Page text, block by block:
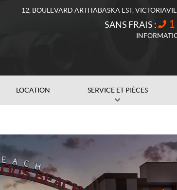
12, BOULEVARD ARTHABASKA EST,
SANS FRAIS :
LOCATION SERVICE ET PIÈCES